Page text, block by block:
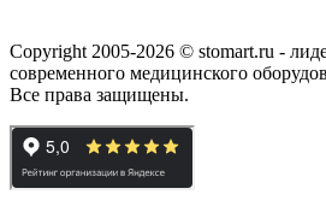
Copyright 2005-2026 © stomart.ru -
современного медицинского
Все права защищены.